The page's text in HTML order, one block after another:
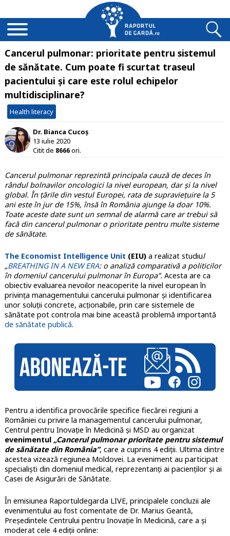
Cancerul pulmonar: prioritate pentru sistemul
de sănătate. Cum poate fi scurtat traseul
pacientului și care este rolul echipelor
multidisciplinare?
Health literacy
Dr. Bianca Cucoș
13 iulie 2020
Citit de 8666ori.
Cancerul pulmonar reprezintă principala cauză de deces în
rândul bolnavilor oncologici la nivel european, dar și la nivel
global. În țările din vestul Europei, rata de supraviețuire la 5
ani este în jur de 15%, însă în România ajunge la doar 10%.
Toate aceste date sunt un semnal de alarmă care ar trebui să
facă din cancerul pulmonar o prioritate pentru multe sisteme
de sănătate.
The Economist Intelligence Unit (EIU)a realizat studiul
„BREATHING IN A NEW ERA: o analiză comparativă a politicilor
în domeniul cancerului pulmonar în Europa”. Acesta are ca
obiectiv evaluarea nevoilor neacoperite la nivel european în
privința managementului cancerului pulmonar și identificarea
unor soluții concrete, acționabile, prin care sistemele de
sănătate pot controla mai bine această problemă importantă
de sănătate publică.
Pentru a identifica provocările specifice fiecărei regiuni a
României cu privire la managementul cancerului pulmonar,
Centrul pentru Inovație în Medicină și MSD au organizat
evenimentul „Cancerul pulmonar prioritate pentru sistemul
de sănătate din România”, care a cuprins 4 ediții. Ultima dintre
acestea vizează regiunea Moldovei. La eveniment au participat
specialiști din domeniul medical, reprezentanți ai pacienților și ai
Casei de Asigurări de Sănătate.
În emisiunea Raportuldegarda LIVE, principalele concluzii ale
evenimentului au fost comentate de Dr. Marius Geantă,
Președintele Centrului pentru Inovație în Medicină, care a și
moderat cele 4 ediții online: